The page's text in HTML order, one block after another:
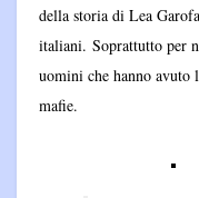
della storia di Lea
italiani. Soprattutto per
uomini che hanno avuto
mafie.